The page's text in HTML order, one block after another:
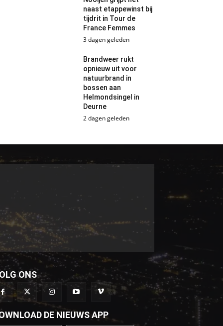
naast etappewinst bij
tijdrit in Tour de
France Femmes
3 dagen geleden
Brandweer rukt
opnieuw uit voor
natuurbrand in
bossen aan
Helmondsingel in
Deurne
2 dagen geleden
ONS
DE NIEUWS APP